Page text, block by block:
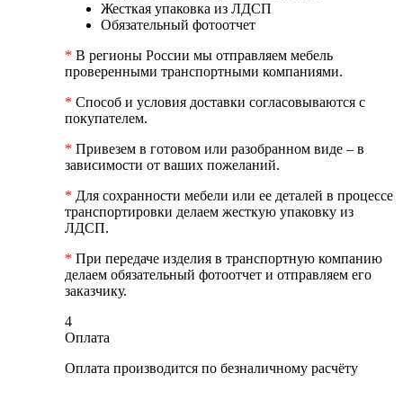
Жесткая упаковка из ЛДСП
Обязательный фотоотчет
* В регионы России мы отправляем мебель
проверенными транспортными компаниями.
* Способ и условия доставки согласовываются с
покупателем.
* Привезем в готовом или разобранном виде – в
зависимости от ваших пожеланий.
* Для сохранности мебели или ее деталей в процессе
транспортировки делаем жесткую упаковку из
ЛДСП.
* При передаче изделия в транспортную компанию
делаем обязательный фотоотчет и отправляем его
заказчику.
4
Оплата
Оплата производится по безналичному расчёту